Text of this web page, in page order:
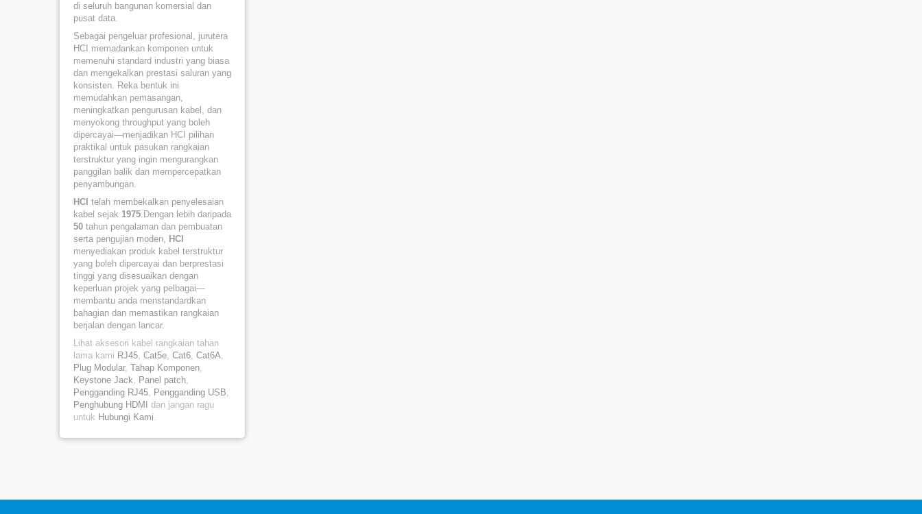
di seluruh bangunan komersial dan
pusat data.
Sebagai pengeluar profesional, jurutera
HCI memadankan komponen untuk
memenuhi standard industri yang biasa
dan mengekalkan prestasi saluran yang
konsisten. Reka bentuk ini
memudahkan pemasangan,
meningkatkan pengurusan kabel, dan
menyokong throughput yang boleh
dipercayai—menjadikan HCI pilihan
praktikal untuk pasukan rangkaian
terstruktur yang ingin mengurangkan
panggilan balik dan mempercepatkan
penyambungan.
HCI telah membekalkan penyelesaian
kabel sejak 1975.Dengan lebih daripada
50 tahun pengalaman dan pembuatan
serta pengujian moden, HCI
menyediakan produk kabel terstruktur
yang boleh dipercayai dan berprestasi
tinggi yang disesuaikan dengan
keperluan projek yang pelbagai—
membantu anda menstandardkan
bahagian dan memastikan rangkaian
berjalan dengan lancar.
Lihat aksesori kabel rangkaian tahan
lama kami RJ45, Cat5e, Cat6, Cat6A,
Plug Modular, Tahap Komponen,
Keystone Jack, Panel patch,
Pengganding RJ45, Pengganding USB,
Penghubung HDMI
dan jangan ragu
untuk Hubungi Kami.